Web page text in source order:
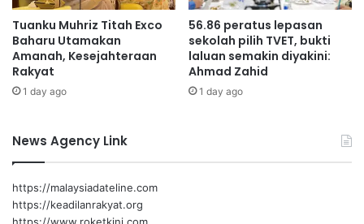
d
a
V
e
e
r
a
n
U
n
t
u
k
S
t
o
Tuanku Muhriz Titah Exco
Baharu Utamakan
Amanah, Kesejahteraan
Rakyat
1 day ago
56.86 peratus lepasan
sekolah pilih TVET, bukti
laluan semakin diyakini:
Ahmad Zahid
1 day ago
News Agency Link
https://malaysiadateline.com
https://keadilanrakyat.org